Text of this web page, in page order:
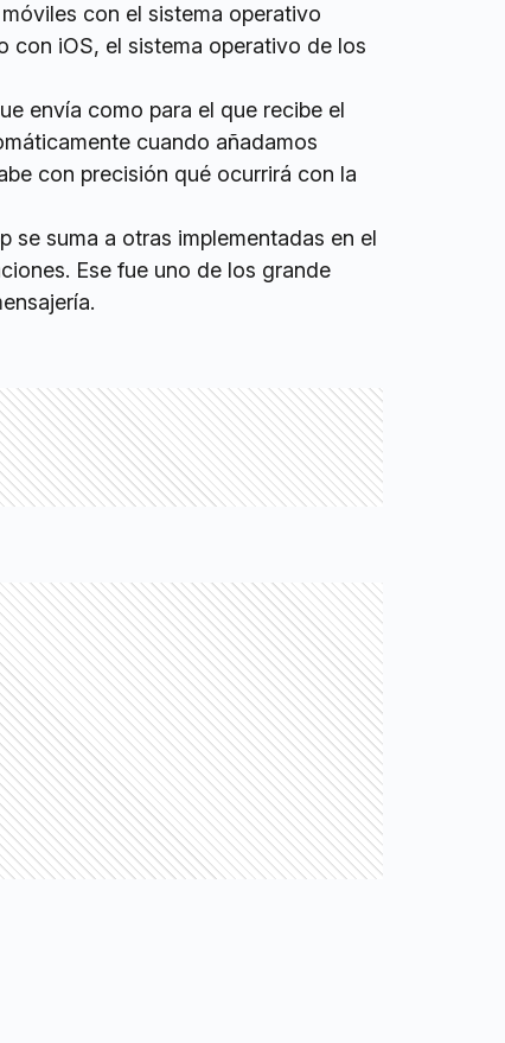
con el sistema operativo
con iOS, el sistema operativo de los
envía como para el que recibe el
cuando añadamos
con precisión qué ocurrirá con la
se suma a otras implementadas en el
Ese fue uno de los grande